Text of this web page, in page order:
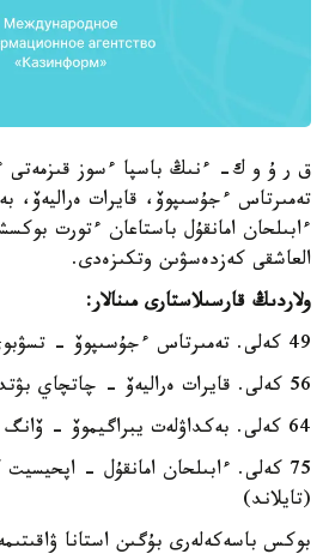
ق ر ۇ و ك- ءنىڭ باسپا ءسوز قىزمەتى
تەمىرتاس ءجۇسىپوۆ، قايرات ەراليەۆ،
ءابىلحان امانقۇل باستاعان ءتورت
العاشقى كەزدەسۋىن وتكىزەدى.
ولاردىڭ قارسىلاستارى مىنالار:
49 كەلى. تەمىرتاس ءجۇسىپوۆ - تسۋبوي تومويا (جاپونيا)
56 كەلى. قايرات ەراليەۆ - چاتچاي بۋتدي (تايلاند)
64 كەلى. بەكداۋلەت يبراگيموۆ - ۆانگ گانگ (قىتاي)
75 كەلى. ءابىلحان امانقۇل -
(تايلاند)
بوكس باسەكەلەرى بۇگىن استانا ۋاقىتىمەن 13.00 دە